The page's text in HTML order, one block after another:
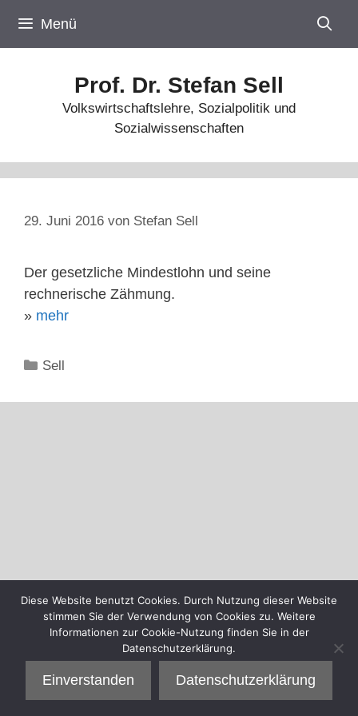
Inhalt
springen
Menü
Prof. Dr. Stefan Sell
Volkswirtschaftslehre, Sozialpolitik und
Sozialwissenschaften
29. Juni 2016 von Stefan Sell
Der gesetzliche Mindestlohn und seine
rechnerische Zähmung.
» mehr
Kategorien
Sell
Diese Website benutzt Cookies. Durch Nutzung dieser Website
stimmen Sie der Verwendung von Cookies zu. Weitere
Informationen zur Cookie-Nutzung finden Sie in der
Datenschutzerklärung.
Einverstanden Datenschutzerklärung